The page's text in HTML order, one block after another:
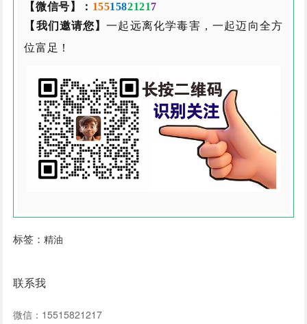
【微信号】： 15515821217
【我们邀请您】一起远离化学毒害，一起迈向全方
位富足！
标签：精油
联系我
微信：15515821217